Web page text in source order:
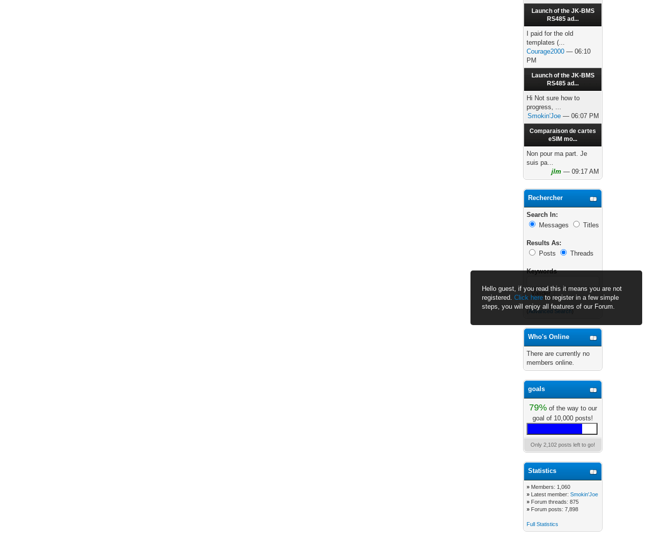
Hello guest, if you read this it means you are not
registered. Click hereto register in a few simple
steps, you will enjoy all features of our Forum.
Launch of the JK-BMS
RS485 ad...
I paid for the old
templates (...
Courage2000 — 06:10
PM
Launch of the JK-BMS
RS485 ad...
Hi Not sure how to
progress, ...
Smokin'Joe — 06:07 PM
Comparaison de cartes
eSIM mo...
Non pour ma part. Je
suis pa...
jlm — 09:17 AM
Rechercher
Search In:
Messages
Titles
Results As:
Posts
Threads
Keywords
( Advanced Search )
Who's Online
There are currently no
members online.
goals
79%of the way to our
goal of 10,000 posts!
Only 2,102 posts left to go!
Statistics
» Members: 1,060
» Latest member:Smokin'Joe
» Forum threads: 875
» Forum posts: 7,898
Full Statistics